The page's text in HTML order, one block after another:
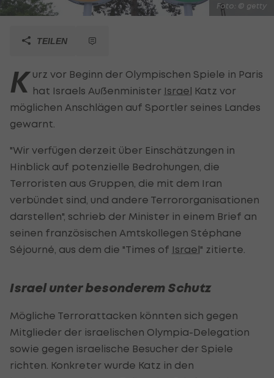
Foto: © getty
TEILEN
K urz vor Beginn der Olympischen Spiele in Paris
hat Israels Außenminister Israel Katz vor
möglichen Anschlägen auf Sportler seines Landes
gewarnt.
"Wir verfügen derzeit über Einschätzungen in
Hinblick auf potenzielle Bedrohungen, die
Terroristen aus Gruppen, die mit dem Iran
verbündet sind, und andere Terrororganisationen
darstellen", schrieb der Minister in einem Brief an
seinen französischen Amtskollegen Stéphane
Séjourné, aus dem die "Times of Israel" zitierte.
Israel unter besonderem Schutz
Mögliche Terrorattacken könnten sich gegen
Mitglieder der israelischen Olympia-Delegation
sowie gegen israelische Besucher der Spiele
richten. Konkreter wurde Katz in den